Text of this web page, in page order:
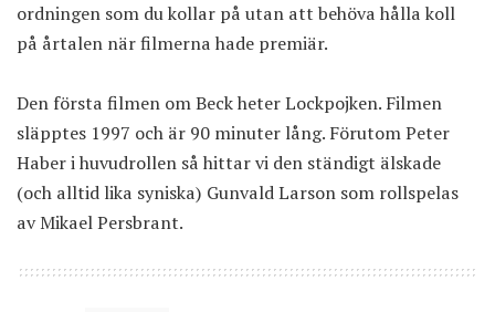
ordningen som du kollar på utan att behöva hålla koll
på årtalen när filmerna hade premiär.
Den första filmen om Beck heterLockpojken. Filmen
släpptes 1997 och är 90 minuter lång. Förutom Peter
Haber i huvudrollen så hittar vi den ständigt älskade
(och alltid lika syniska) Gunvald Larson som rollspelas
av Mikael Persbrant.